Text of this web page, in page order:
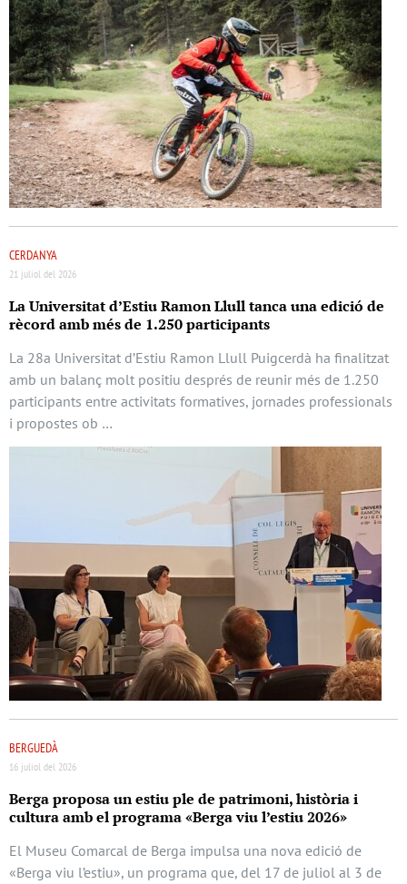
CERDANYA
21 juliol del 2026
La Universitat d’Estiu Ramon Llull tanca una edició de
rècord amb més de 1.250 participants
La 28a Universitat d’Estiu Ramon Llull Puigcerdà ha finalitzat
amb un balanç molt positiu després de reunir més de 1.250
participants entre activitats formatives, jornades professionals
i propostes ob …
BERGUEDÀ
16 juliol del 2026
Berga proposa un estiu ple de patrimoni, història i
cultura amb el programa «Berga viu l’estiu 2026»
El Museu Comarcal de Berga impulsa una nova edició de
«Berga viu l’estiu», un programa que, del 17 de juliol al 3 de